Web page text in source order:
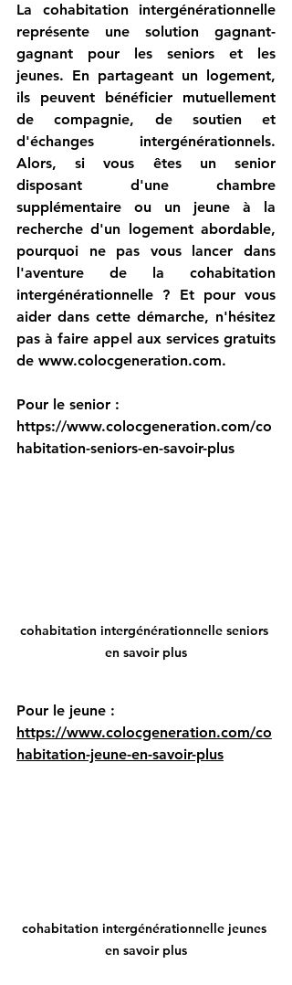
La cohabitation intergénérationnelle
représente une solution gagnant-
gagnant pour les seniors et les
jeunes. En partageant un logement,
ils peuvent bénéficier mutuellement
de compagnie, de soutien et
d'échanges intergénérationnels.
Alors, si vous êtes un senior
disposant d'une chambre
supplémentaire ou un jeune à la
recherche d'un logement abordable,
pourquoi ne pas vous lancer dans
l'aventure de la cohabitation
intergénérationnelle ? Et pour vous
aider dans cette démarche, n'hésitez
pas à faire appel aux services gratuits
de www.colocgeneration.com.
Pour le senior :
https://www.colocgeneration.com/co
habitation-seniors-en-savoir-plus
cohabitation intergénérationnelle seniors
en savoir plus
Pour le jeune :
https://www.colocgeneration.com/co
habitation-jeune-en-savoir-plus
cohabitation intergénérationnelle jeunes
en savoir plus